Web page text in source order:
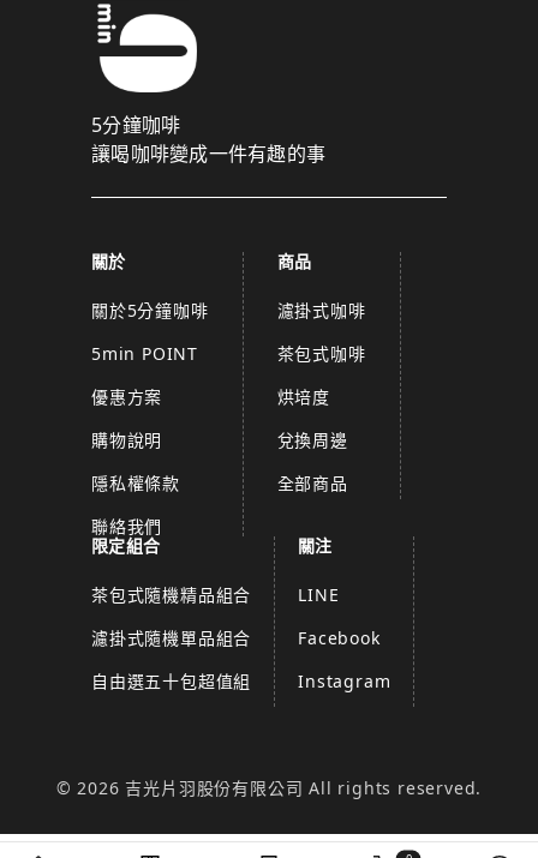
5分鐘咖啡
讓喝咖啡變成一件有趣的事
關於
關於5分鐘咖啡
5min POINT
優惠方案
購物說明
隱私權條款
聯絡我們
商品
濾掛式咖啡
茶包式咖啡
烘培度
兌換周邊
全部商品
限定組合
茶包式隨機精品組合
濾掛式隨機單品組合
自由選五十包超值組
關注
LINE
Facebook
Instagram
© 2026 吉光片羽股份有限公司 All rights reserved.